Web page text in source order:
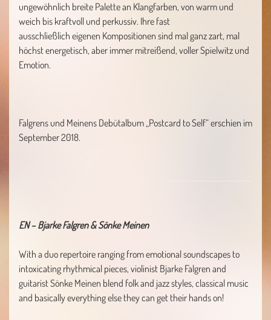
ungewöhnlich breite Palette an Klangfarben, von warm und
weich bis kraftvoll und perkussiv. Ihre fast
ausschließlich eigenen Kompositionen sind mal ganz zart, mal
höchst energetisch, aber immer mitreißend, voller Spielwitz und
Emotion.
Falgrens und Meinens Debütalbum „Postcard to Self“ erschien im
September 2018.
EN – Bjarke Falgren & Sönke Meinen
With a duo repertoire ranging from emotional soundscapes to
intoxicating rhythmical pieces, violinist Bjarke Falgren and
guitarist Sönke Meinen blend folk and jazz styles, classical music
and basically everything else they can get their hands on!